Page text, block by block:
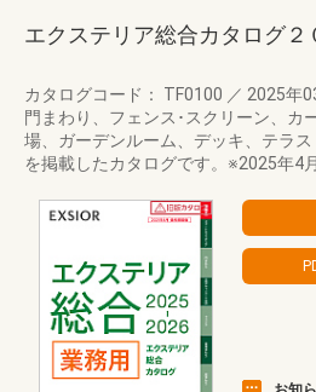
エクステリア総合カタログ２
カタログコード： TF0100 ／ 2025年
門まわり、フェンス･スクリーン、カ
場、ガーデンルーム、デッキ、テラ
を掲載したカタログです。※2025年4